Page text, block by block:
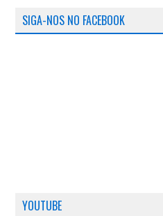
SIGA-NOS NO FACEBOOK
YOUTUBE